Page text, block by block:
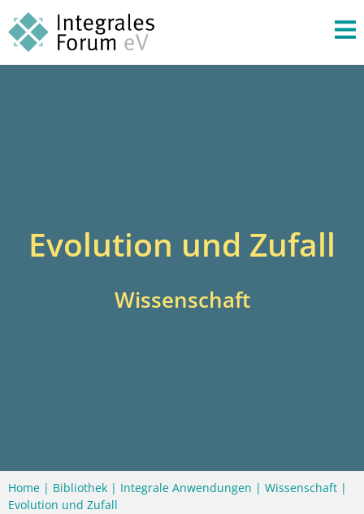
Evolution und Zufall
Wissenschaft
Home | Bibliothek | Integrale Anwendungen | Wissenschaft |
Evolution und Zufall